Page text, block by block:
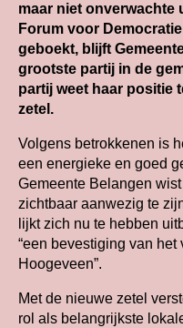
maar niet onverwachte
Forum voor
geboekt, blijft
grootste partij in de
partij weet haar positie
zetel.
Volgens betrokkenen is
een energieke en goed
Gemeente Belangen
zichtbaar aanwezig te
lijkt zich nu te hebben
“een bevestiging van
Hoogeveen”.
Met de nieuwe zetel
rol als belangrijkste